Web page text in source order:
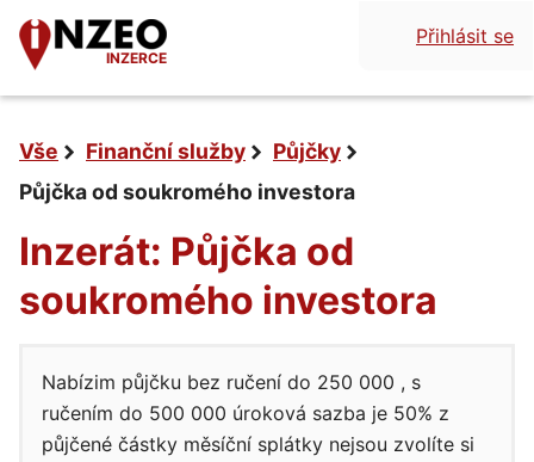
INZERCE
Přihlásit se
Vše Finanční služby
Půjčky
Půjčka od soukromého investora
Inzerát: Půjčka od
soukromého investora
Nabízim půjčku bez ručení do 250 000 , s
ručením do 500 000 úroková sazba je 50% z
půjčené částky měsíční splátky nejsou zvolíte si